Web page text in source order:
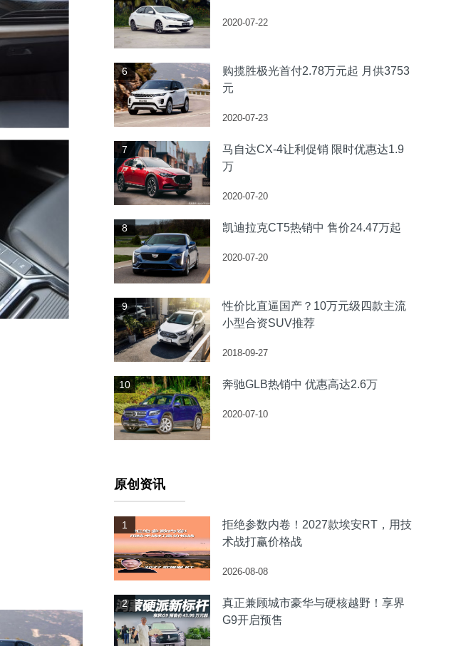
2020-07-22
6
购揽胜极光首付2.78万元起 月供3753
元
2020-07-23
7
马自达CX-4让利促销 限时优惠达1.9
万
2020-07-20
8 凯迪拉克CT5热销中 售价24.47万起
2020-07-20
9
性价比直逼国产？10万元级四款主流
小型合资SUV推荐
2018-09-27
10 奔驰GLB热销中 优惠高达2.6万
2020-07-10
原创资讯
1
拒绝参数内卷！2027款埃安RT，用技
术战打赢价格战
2026-08-08
2
真正兼顾城市豪华与硬核越野！享界
G9开启预售